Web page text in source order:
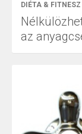
DIÉTA & FITNESZ
az